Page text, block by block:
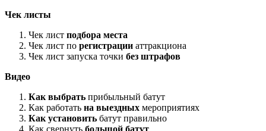
Чек листы
Чек лист подбора места
Чек лист по регистрации аттракциона
Чек лист запуска точки без штрафов
Видео
Как выбрать прибыльный батут
Как работать на выездных мероприятиях
Как установить батут правильно
Как свернуть большой батут